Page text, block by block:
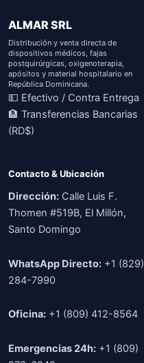
ALMAR SRL
Distribución y venta directa de
dispositivos médicos, fajas
postquirúrgicas, oxigenoterapia,
apósitos y material hospitalario en
República Dominicana.
💵 Efectivo / Contra Entrega
🏦 Transferencias Bancarias
(RD$)
Contacto & Ubicación
Dirección: Calle Luis F.
Thomen #519B, El Millón,
Santo Domingo
WhatsApp Directo: +1 (829)
284-7990
Oficina: +1 (809) 412-8564
Emergencias 24h: +1 (809)